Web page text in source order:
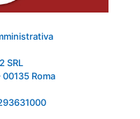
SRL
Roma